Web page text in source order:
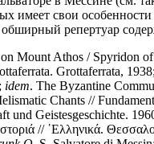
имеет свои
репертуар
Mount Athos / Spyridon
Grottaferrata, 1938;
idem. The Byzantine
Chants //
und Geistesgeschichte.
// ῾Ελληνικά.